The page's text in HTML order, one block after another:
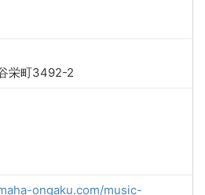
栄町3492-2
ongaku.com/music-